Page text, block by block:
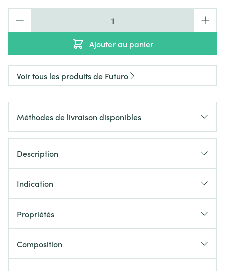
Ajouter au panier
Voir tous les produits de Futuro
Méthodes de livraison disponibles
Description
Indication
Propriétés
Composition